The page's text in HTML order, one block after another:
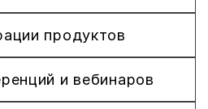
продуктов
и вебинаров